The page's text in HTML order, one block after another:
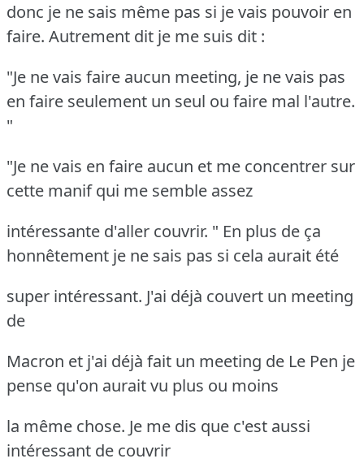
donc je ne sais même pas si je vais pouvoir en
faire. Autrement dit je me suis dit :
"Je ne vais faire aucun meeting, je ne vais pas
en faire seulement un seul ou faire mal l'autre.
"
"Je ne vais en faire aucun et me concentrer sur
cette manif qui me semble assez
intéressante d'aller couvrir. " En plus de ça
honnêtement je ne sais pas si cela aurait été
super intéressant. J'ai déjà couvert un meeting
de
Macron et j'ai déjà fait un meeting de Le Pen je
pense qu'on aurait vu plus ou moins
la même chose. Je me dis que c'est aussi
intéressant de couvrir